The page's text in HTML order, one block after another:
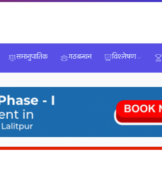
समानुपातिक गठबन्धन विश्लेषण